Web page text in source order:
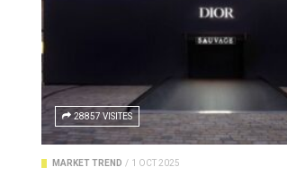
28857 VISITES
MARKET TREND / 1 OCT 2025